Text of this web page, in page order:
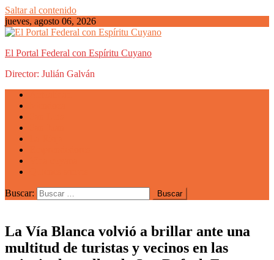
Saltar al contenido
jueves, agosto 06, 2026
El Portal Federal con Espíritu Cuyano
Director: Julián Galván
Buscar:
La Vía Blanca volvió a brillar ante una
multitud de turistas y vecinos en las